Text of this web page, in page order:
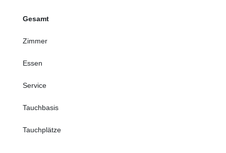
Gesamt
Zimmer
Essen
Service
Tauchbasis
Tauchplätze